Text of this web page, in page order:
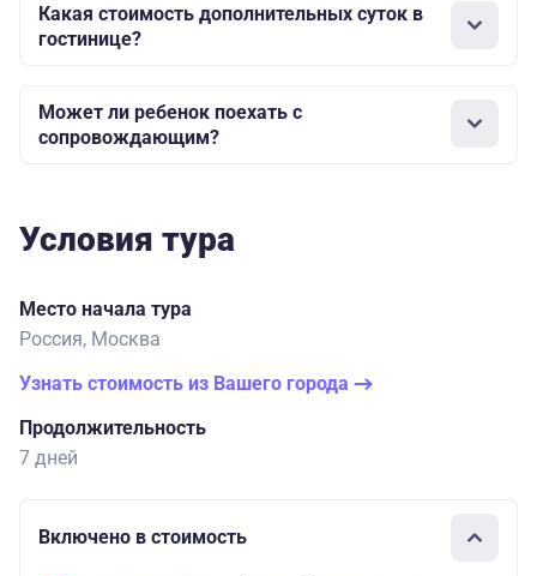
Какая стоимость дополнительных суток в
гостинице?
Может ли ребенок поехать с
сопровождающим?
Условия тура
Место начала тура
Россия, Москва
Узнать стоимость из Вашего города
Продолжительность
7 дней
Включено в стоимость